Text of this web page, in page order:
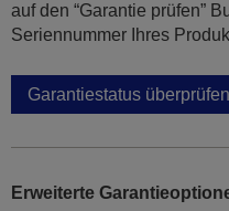
auf den “Garantie prüfen”
Seriennummer Ihres
Garantiestatus überprüfen
Erweiterte